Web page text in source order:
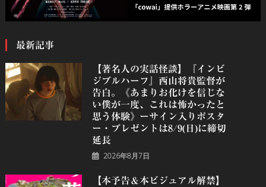
最新記事
【著名人の実話怪談】『インビ
ジブルハーフ』⻄⼭将貴監督が
告白。《あまりお化けを信じな
い僕が一度、これは怖かったと
思う体験》ーサイン入りポスタ
ー・プレゼントは8/9(日)に締切
延長
2026年8月7日
【本予告＆本ビジュアル解禁】